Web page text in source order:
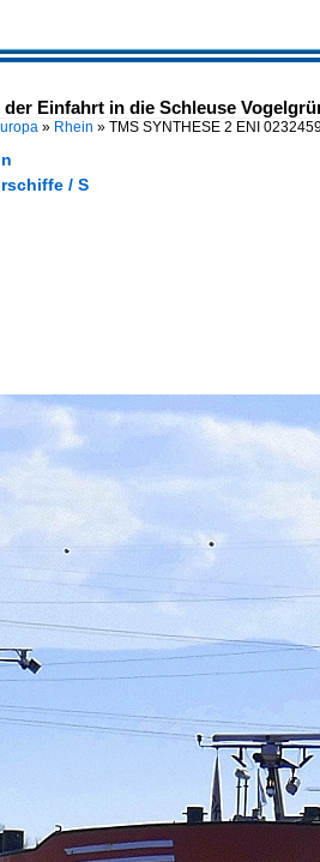
Einfahrt in die Schleuse
» Rhein » TMS SYNTHESE 2 ENI
/ S